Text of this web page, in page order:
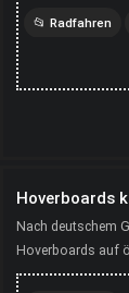
Reifen...Radfahren
Hoverboards
Nach deutschem
Hoverboards auf
als Kraftfahrzeug